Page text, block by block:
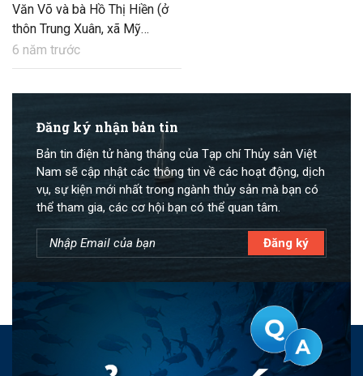
Văn Võ và bà Hồ Thị Hiền (ở
thôn Trung Xuân, xã Mỹ
Chánh, huyện Phù Mỹ)
chuyển đổi từ nuôi tôm sang
tôm, vợ chồng ông Võ thu
nhập thất thường, có vụ lỗ vì
tôm bệnh, không đạt năng
suất thì từ khi chuyển sang
nuôi cá chua mọi thứ thuận
6 năm trước
Đăng ký nhận bản tin
Bản tin điện tử hàng tháng của Tạp chí Thủy sản Việt
Nam sẽ cập nhật các thông tin về các hoạt động, dịch
vụ, sự kiện mới nhất trong ngành thủy sản mà bạn có
thể tham gia, các cơ hội bạn có thể quan tâm.